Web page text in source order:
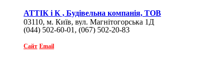
АТТІК і К , Будівельна компанія, ТОВ
03110, м. Київ, вул. Магнітогорська 1Д
(044) 502-60-01, (067) 502-20-83
Сайт Email